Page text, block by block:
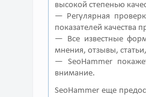
высокой степенью
— Регулярная
показателей качества
— Все известные
мнения, отзывы,
— SeoHammer
внимание.
SeoHammer еще